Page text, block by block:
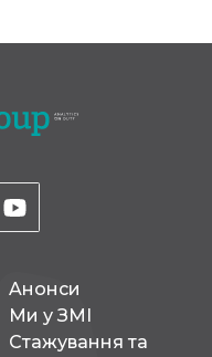
Aнонси
Ми у ЗМІ
Стажування та